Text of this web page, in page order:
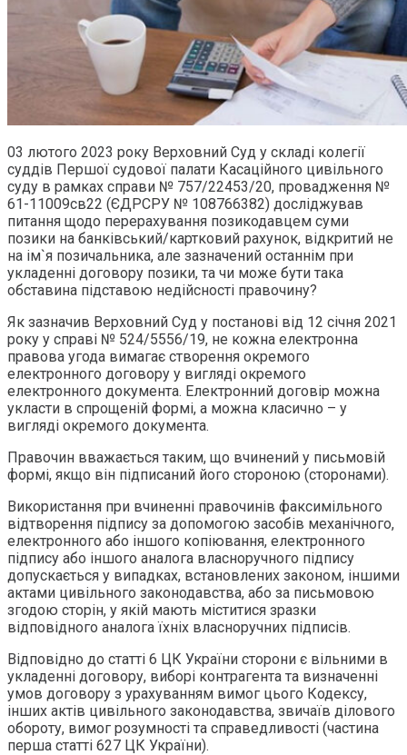
03 лютого 2023 року Верховний Суд у складі колегії
суддів Першої судової палати Касаційного цивільного
суду в рамках справи № 757/22453/20, провадження №
61-11009св22 (ЄДРСРУ № 108766382) досліджував
питання щодо перерахування позикодавцем суми
позики на банківський/картковий рахунок, відкритий не
на ім`я позичальника, але зазначений останнім при
укладенні договору позики, та чи може бути така
обставина підставою недійсності правочину?
Як зазначив Верховний Суд у постанові від 12 січня 2021
року у справі № 524/5556/19, не кожна електронна
правова угода вимагає створення окремого
електронного договору у вигляді окремого
електронного документа. Електронний договір можна
укласти в спрощеній формі, а можна класично – у
вигляді окремого документа.
Правочин вважається таким, що вчинений у письмовій
формі, якщо він підписаний його стороною (сторонами).
Використання при вчиненні правочинів факсимільного
відтворення підпису за допомогою засобів механічного,
електронного або іншого копіювання, електронного
підпису або іншого аналога власноручного підпису
допускається у випадках, встановлених законом, іншими
актами цивільного законодавства, або за письмовою
згодою сторін, у якій мають міститися зразки
відповідного аналога їхніх власноручних підписів.
Відповідно до статті 6 ЦК України сторони є вільними в
укладенні договору, виборі контрагента та визначенні
умов договору з урахуванням вимог цього Кодексу,
інших актів цивільного законодавства, звичаїв ділового
обороту, вимог розумності та справедливості (частина
перша статті 627 ЦК України).